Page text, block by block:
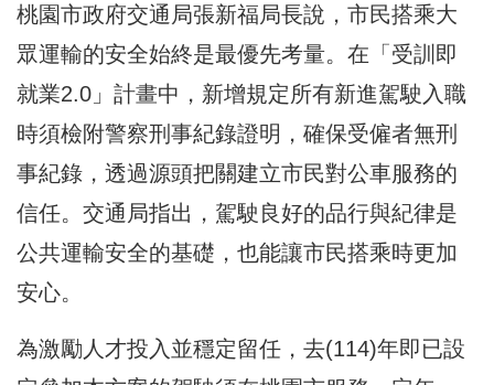
桃園市政府交通局張新福局長說，市民搭乘大
眾運輸的安全始終是最優先考量。在「受訓即
就業2.0」計畫中，新增規定所有新進駕駛入職
時須檢附警察刑事紀錄證明，確保受僱者無刑
事紀錄，透過源頭把關建立市民對公車服務的
信任。交通局指出，駕駛良好的品行與紀律是
公共運輸安全的基礎，也能讓市民搭乘時更加
安心。
為激勵人才投入並穩定留任，去(114)年即已設